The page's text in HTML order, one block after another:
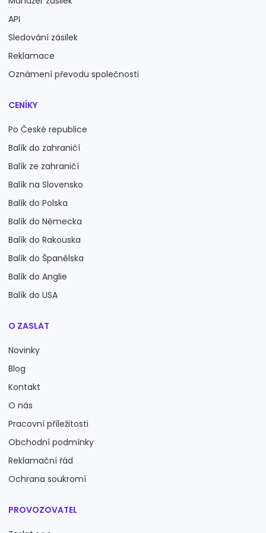
API
Sledování zásilek
Reklamace
Oznámení převodu společnosti
CENÍKY
Po České republice
Balík do zahraničí
Balík ze zahraničí
Balík na Slovensko
Balík do Polska
Balík do Německa
Balík do Rakouska
Balík do Španělska
Balík do Anglie
Balík do USA
O ZASLAT
Novinky
Blog
Kontakt
O nás
Pracovní příležitosti
Obchodní podmínky
Reklamační řád
Ochrana soukromí
PROVOZOVATEL